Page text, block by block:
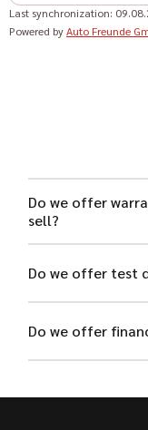
Last synchronization:
Powered byAuto Freunde
Do we offer
sell?
Do we offer test
Do we offer